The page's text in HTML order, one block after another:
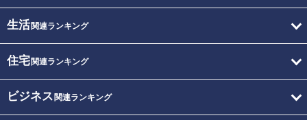
生活関連ランキング
住宅関連ランキング
ビジネス 関連ランキング